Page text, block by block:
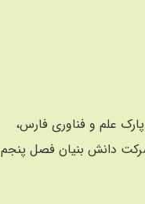
علم و فناوری فارس،
دانش بنیان فصل پنجم